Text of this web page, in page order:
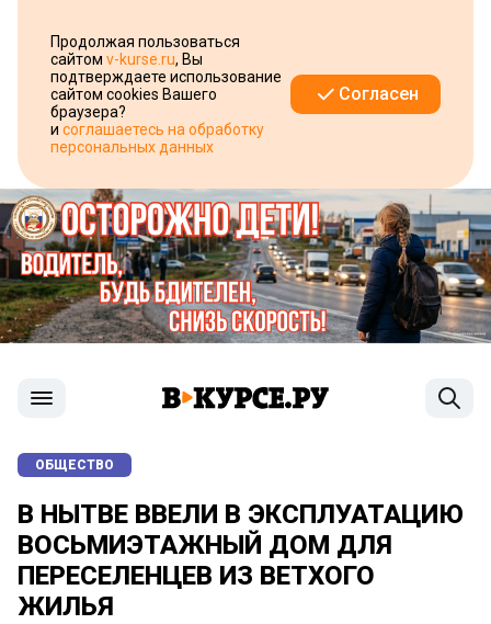
Продолжая пользоваться
сайтом v-kurse.ru, Вы
подтверждаете использование
сайтом cookies Вашего
браузера?
и соглашаетесь на обработку
персональных данных
Согласен
ОБЩЕСТВО
В НЫТВЕ ВВЕЛИ В ЭКСПЛУАТАЦИЮ
ВОСЬМИЭТАЖНЫЙ ДОМ ДЛЯ
ПЕРЕСЕЛЕНЦЕВ ИЗ ВЕТХОГО
ЖИЛЬЯ